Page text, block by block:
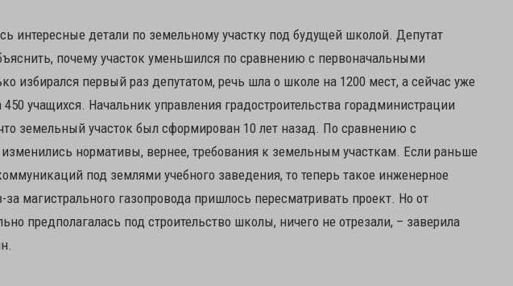
интересные детали по земельному участку под будущей школой. Депутат
почему участок уменьшился по сравнению с первоначальными
избирался первый раз депутатом, речь шла о школе на 1200 мест, а сейчас уже
учащихся. Начальник управления градостроительства горадминистрации
земельный участок был сформирован 10 лет назад. По сравнению с
нормативы, вернее, требования к земельным участкам. Если раньше
под землями учебного заведения, то теперь такое инженерное
магистрального газопровода пришлось пересматривать проект. Но от
предполагалась под строительство школы, ничего не отрезали, – заверила